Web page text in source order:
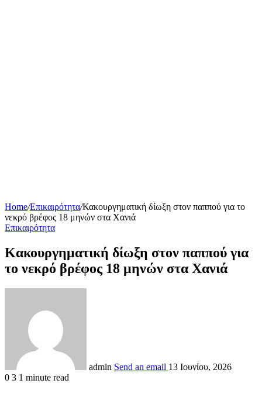
Home/Επικαιρότητα/Κακουργηματική δίωξη στον παππού για το
νεκρό βρέφος 18 μηνών στα Χανιά
Επικαιρότητα
Κακουργηματική δίωξη στον παππού για
το νεκρό βρέφος 18 μηνών στα Χανιά
admin Send an email 13 Ιουνίου, 2026
0 3 1 minute read